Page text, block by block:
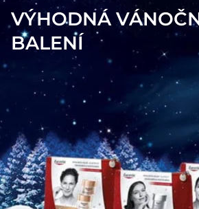
VÝHODNÁ
BALENÍ